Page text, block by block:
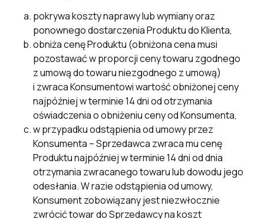
pokrywa koszty naprawy lub wymiany oraz
ponownego dostarczenia Produktu do Klienta,
obniża cenę Produktu (obniżona cena musi
pozostawać w proporcji ceny towaru zgodnego
z umową do towaru niezgodnego z umową)
i zwraca Konsumentowi wartość obniżonej ceny
najpóźniej w terminie 14 dni od otrzymania
oświadczenia o obniżeniu ceny od Konsumenta,
w przypadku odstąpienia od umowy przez
Konsumenta – Sprzedawca zwraca mu cenę
Produktu najpóźniej w terminie 14 dni od dnia
otrzymania zwracanego towaru lub dowodu jego
odesłania. W razie odstąpienia od umowy,
Konsument zobowiązany jest niezwłocznie
zwrócić towar do Sprzedawcy na koszt